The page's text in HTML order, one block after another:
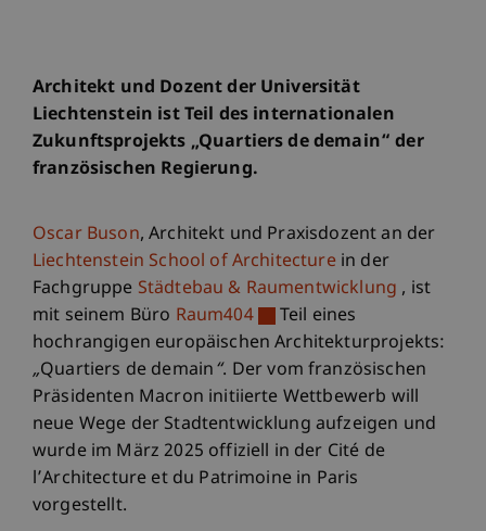
Architekt und Dozent der Universität
Liechtenstein ist Teil des internationalen
Zukunftsprojekts „Quartiers de demain“ der
französischen Regierung.
Oscar Buson, Architekt und Praxisdozent an der
Liechtenstein School of Architecturein der
Fachgruppe Städtebau & Raumentwicklung , ist
mit seinem Büro Raum404
Teil eines
hochrangigen europäischen Architekturprojekts:
„Quartiers de demain“. Der vom französischen
Präsidenten Macron initiierte Wettbewerb will
neue Wege der Stadtentwicklung aufzeigen und
wurde im März 2025 offiziell in der Cité de
l’Architecture et du Patrimoine in Paris
vorgestellt.